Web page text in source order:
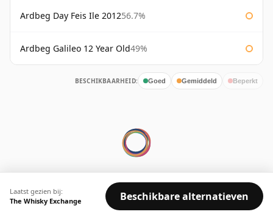
Ardbeg Day Feis Ile 201256.7%
Ardbeg Galileo 12 Year Old49%
BESCHIKBAARHEID: Goed Gemiddeld Beperkt
Laatst gezien bij:
The Whisky Exchange
Beschikbare alternatieven
© 2026 Whisky Marketplace Ltd.
128 City Road, London, EC1V 2NX, UK ·
Bedrijfsnr. 17204643·VAT 519 9116 71